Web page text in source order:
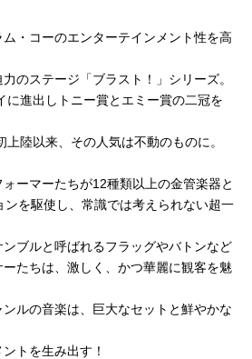
・コーのエンターテインメント性を高
のステージ「ブラスト！」シリーズ。
に進出しトニー賞とエミー賞の二冠を
陸以来、その人気は不動のものに。
ォーマーたちが12種類以上の金管楽器と
を駆使し、常識では考えられない超一
ブルと呼ばれるフラッグやバトンなど
たちは、激しく、かつ華麗に観客を魅
ルの音楽は、巨大なセットと鮮やかな
トを生み出す！